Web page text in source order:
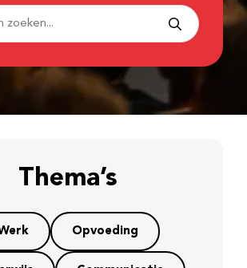
Thema’s
Opvoeding